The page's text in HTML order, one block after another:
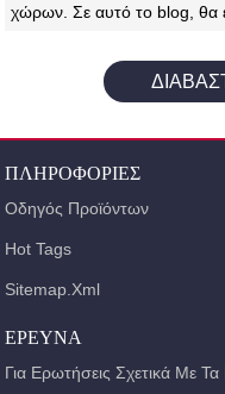
χώρων. Σε αυτό το blog, θα
ΠΛΗΡΟΦΟΡΊΕΣ
Οδηγός Προϊόντων
Hot Tags
Sitemap.xml
ΈΡΕΥΝΑ
Για Ερωτήσεις Σχετικά Με